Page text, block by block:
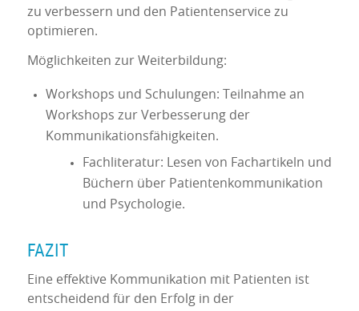
zu verbessern und den Patientenservice zu
optimieren.
Möglichkeiten zur Weiterbildung:
Workshops und Schulungen: Teilnahme an
Workshops zur Verbesserung der
Kommunikationsfähigkeiten.
Fachliteratur: Lesen von Fachartikeln und
Büchern über Patientenkommunikation
und Psychologie.
FAZIT
Eine effektive Kommunikation mit Patienten ist
entscheidend für den Erfolg in der